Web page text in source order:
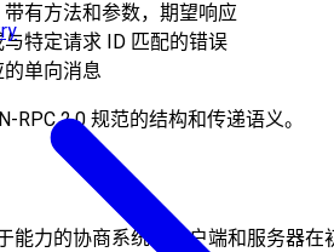
带有方法和参数，期望响应
与特定请求 ID 匹配的错误
的单向消息
RPC 2.0 规范的结构和传递语义。
能力的协商系统，客户端和服务器在